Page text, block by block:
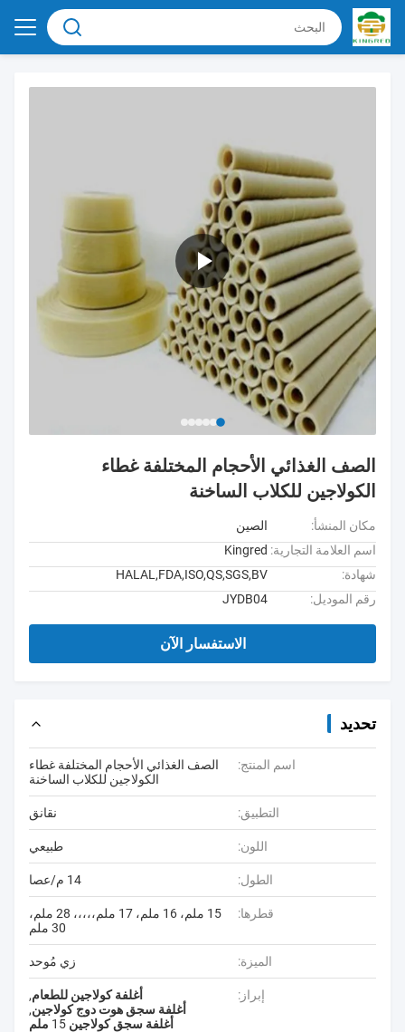
الصف الغذائي الأحجام المختلفة غطاء
الكولاجين للكلاب الساخنة
مكان المنشأ:
الصين
اسم العلامة التجارية: Kingred
شهادة:
HALAL,FDA,ISO,QS,SGS,BV
رقم الموديل:
JYDB04
الاستفسار الآن
تحديد
اسم المنتج:
الصف الغذائي الأحجام المختلفة غطاء
الكولاجين للكلاب الساخنة
التطبيق: نقانق
اللون: طبيعي
الطول: 14 م/عصا
قطرها:
15 ملم، 16 ملم، 17 ملم،،،،، 28 ملم،
30 ملم
الميزة: زي مُوحد
إبراز: أغلفة كولاجين للطعام,
أغلفة سجق هوت دوج كولاجين,
أغلفة سجق كولاجين 15 ملم